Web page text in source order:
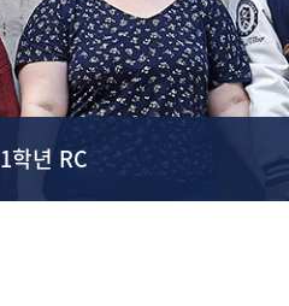
1학년 RC